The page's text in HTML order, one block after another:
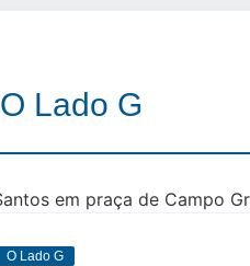
O Lado G
O Lado G